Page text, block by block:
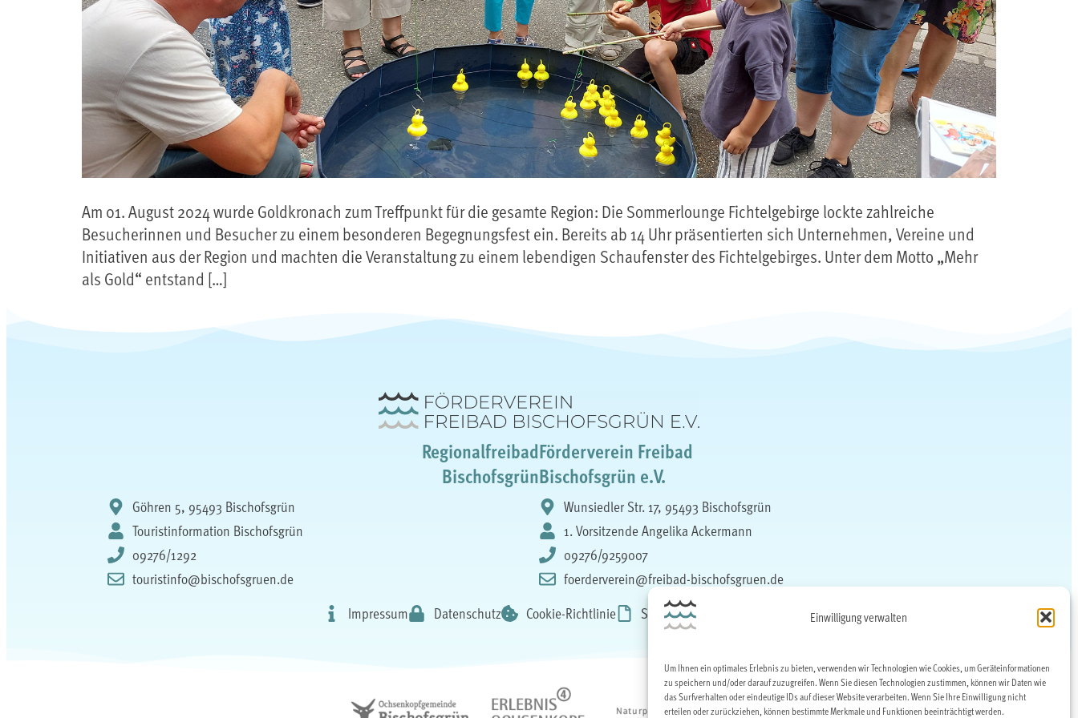
Einwilligung verwalten
Um Ihnen ein optimales Erlebnis zu bieten, verwenden wir Technologien wie Cookies, um Geräteinformationen
zu speichern und/oder darauf zuzugreifen. Wenn Sie diesen Technologien zustimmen, können wir Daten wie
das Surfverhalten oder eindeutige IDs auf dieser Website verarbeiten. Wenn Sie Ihre Einwilligung nicht
erteilen oder zurückziehen, können bestimmte Merkmale und Funktionen beeinträchtigt werden.
Am 01. August 2024 wurde Goldkronach zum Treffpunkt für die gesamte Region: Die Sommerlounge Fichtelgebirge lockte zahlreiche
Besucherinnen und Besucher zu einem besonderen Begegnungsfest ein. Bereits ab 14 Uhr präsentierten sich Unternehmen, Vereine und
Initiativen aus der Region und machten die Veranstaltung zu einem lebendigen Schaufenster des Fichtelgebirges. Unter dem Motto „Mehr
als Gold“ entstand […]
Regionalfreibad
Bischofsgrün
Göhren 5, 95493 Bischofsgrün
Touristinformation Bischofsgrün
09276/1292
touristinfo@bischofsgruen.de
Förderverein Freibad
Bischofsgrün e.V.
Wunsiedler Str. 17, 95493 Bischofsgrün
1. Vorsitzende Angelika Ackermann
09276/9259007
foerderverein@freibad-bischofsgruen.de
Impressum
Datenschutz Cookie-Richtlinie Satzung Förderverein